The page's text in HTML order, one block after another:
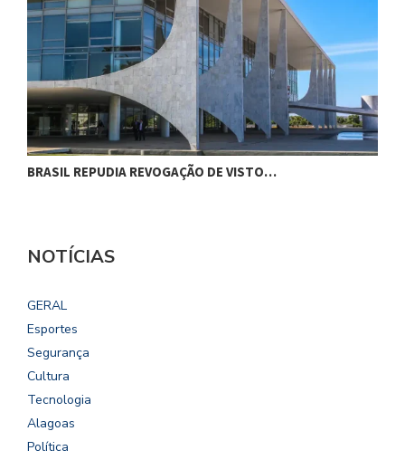
BRASIL REPUDIA REVOGAÇÃO DE VISTO…
NOTÍCIAS
GERAL
Esportes
Segurança
Cultura
Tecnologia
Alagoas
Política